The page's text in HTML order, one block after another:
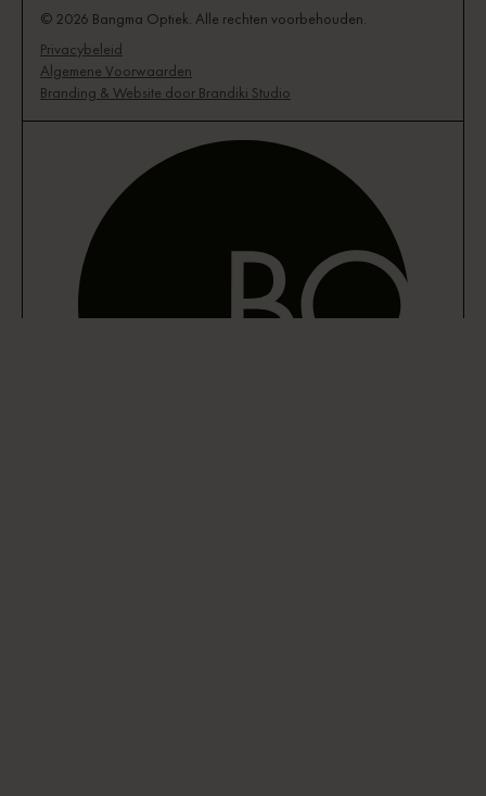
© 2026 Bangma Optiek. Alle rechten voorbehouden.
Privacybeleid
Algemene Voorwaarden
Branding & Website door Brandiki Studio